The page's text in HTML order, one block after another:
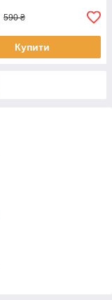
590 ₴
Купити